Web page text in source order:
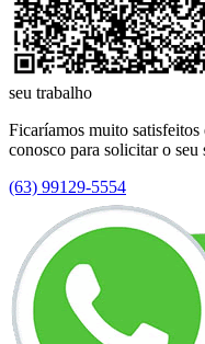
seu trabalho
Ficaríamos muito
conosco para solicitar o seu
(63) 99129-5554